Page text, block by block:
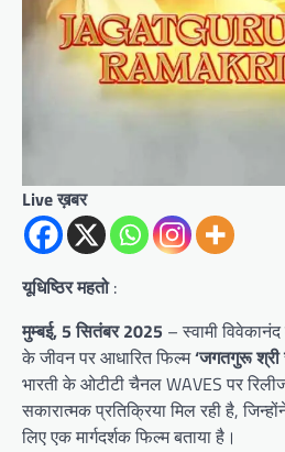
Live ख़बर
यूधिष्ठिर महतो:
मुम्बई, 5 सितंबर 2025 – स्वामी
के जीवन पर आधारित फिल्म‘जगतगुरू श्री
भारती के ओटीटी चैनल WAVES पर
सकारात्मक प्रतिक्रिया मिल रही है,
लिए एक मार्गदर्शक फिल्म बताया है।